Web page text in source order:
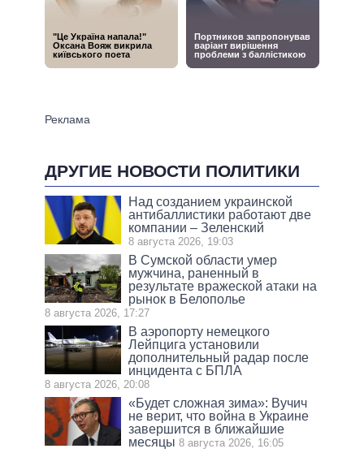
ДРУГИЕ НОВОСТИ ПОЛИТИКИ
Над созданием украинской
антибаллистики работают две
компании – Зеленский
8 августа 2026, 19:03
В Сумской области умер
мужчина, раненный в
результате вражеской атаки на
рынок в Белополье
8 августа 2026, 17:27
В аэропорту немецкого
Лейпцига установили
дополнительный радар после
инцидента с БПЛА
8 августа 2026, 20:08
«Будет сложная зима»: Вучич
не верит, что война в Украине
завершится в ближайшие
месяцы 8 августа 2026, 16:05